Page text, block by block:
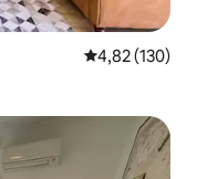
Gemiddelde
4,82 (130)